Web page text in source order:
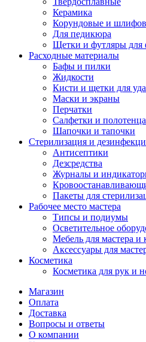
Керамика
Корундовые и
Для педикюра
Щетки и футляры для
Расходные материалы
Бафы и пилки
Жидкости
Кисти и щетки для
Маски и экраны
Перчатки
Салфетки и полотенца
Шапочки и тапочки
Стерилизация и
Антисептики
Дезсредства
Журналы и
Пакеты для
Рабочее место мастера
Типсы и подиумы
Осветительное
Мебель для мастера и
Аксессуары для
Косметика
Косметика для рук и
Магазин
Оплата
Доставка
Вопросы и ответы
О компании